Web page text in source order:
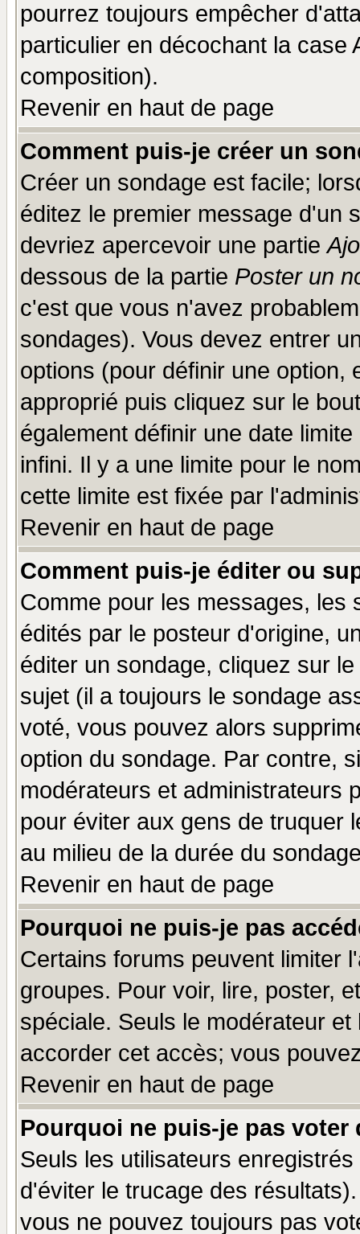
pourrez toujours empêcher
particulier en décochant la
composition).
Revenir en haut de page
Comment puis-je créer un
Créer un sondage est facile;
éditez le premier message d'un
devriez apercevoir une partie
dessous de la partie Poster un
c'est que vous n'avez
sondages). Vous devez entrer
options (pour définir une option,
approprié puis cliquez sur le
également définir une date
infini. Il y a une limite pour le
cette limite est fixée par
Revenir en haut de page
Comment puis-je éditer ou
Comme pour les messages, les
édités par le posteur d'origine,
éditer un sondage, cliquez sur
sujet (il a toujours le sondage
voté, vous pouvez alors
option du sondage. Par contre,
modérateurs et administrateurs
pour éviter aux gens de truquer
au milieu de la durée du
Revenir en haut de page
Pourquoi ne puis-je pas
Certains forums peuvent limiter
groupes. Pour voir, lire, poster,
spéciale. Seuls le modérateur
accorder cet accès; vous
Revenir en haut de page
Pourquoi ne puis-je pas voter
Seuls les utilisateurs
d'éviter le trucage des
vous ne pouvez toujours pas